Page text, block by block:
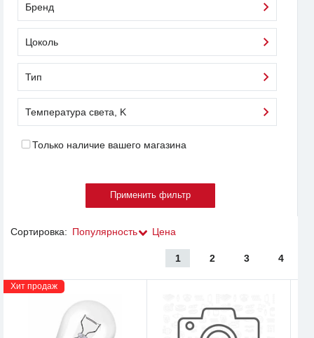
Бренд
Цоколь
Тип
Температура света, K
Только наличие вашего магазина
Сортировка: Популярность Цена
1 2 3 4
Хит продаж